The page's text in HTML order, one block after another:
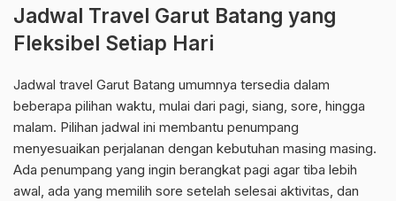
Jadwal Travel Garut Batang yang
Fleksibel Setiap Hari
Jadwal travel Garut Batang umumnya tersedia dalam
beberapa pilihan waktu, mulai dari pagi, siang, sore, hingga
malam. Pilihan jadwal ini membantu penumpang
menyesuaikan perjalanan dengan kebutuhan masing masing.
Ada penumpang yang ingin berangkat pagi agar tiba lebih
awal, ada yang memilih sore setelah selesai aktivitas, dan